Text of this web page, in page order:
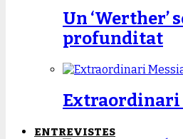
Un ‘Werther’
profunditat
Extraordinari
ENTREVISTES